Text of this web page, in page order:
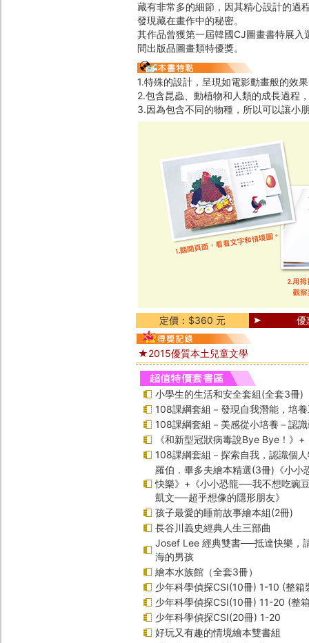
藏有非常多的細節，因其精心設計的過
發現藏在畫作中的秘密。
其作品曾獲第一屆韓國CJ圖畫書特展
間出版品圖畫類特優獎。
1.特殊的設計，呈現如電影動畫般的效
2.包含昆蟲、動植物和人類的成長過程
3.因為包含不同的物種，所以可以讓小
定價：$360 元 優
★2015優質本土兒童文學
小學生的生活和安全套組(全套3冊)
108課綱套組－發現自我潛能，培
108課綱套組－美感從小培養－認
《和新型冠狀病毒說Bye Bye！》
108課綱套組－探索自我，認識個
羅伯．畢多夫繪本精選(3冊)《小小
快樂》+《小小恐龍──我不想吃豌
凱文──超乎想像的隱形朋友》
孩子最愛的睡前故事繪本組(2冊)
長谷川義史經典人生三部曲
Josef Lee 經典雙書──抵達快樂，
海的男孩
繪本水族館（全套3冊）
少年科學偵探CSI(10冊) 1-10 (整箱
少年科學偵探CSI(10冊) 11-20 (整
少年科學偵探CSI(20冊) 1-20
好玩又有趣的情境繪本雙書組